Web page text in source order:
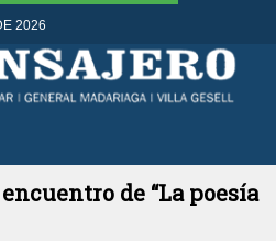
2026
de “La poesía